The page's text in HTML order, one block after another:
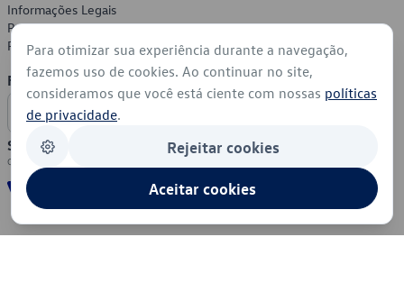
Informações Legais
Política de Privacidade
Política de Cookies
Formas de Pagamento
Segurança
Para otimizar sua experiência durante a navegação,
fazemos uso de cookies. Ao continuar no site,
consideramos que você está ciente com nossas políticas
de privacidade.
Rejeitar cookies
Aceitar cookies